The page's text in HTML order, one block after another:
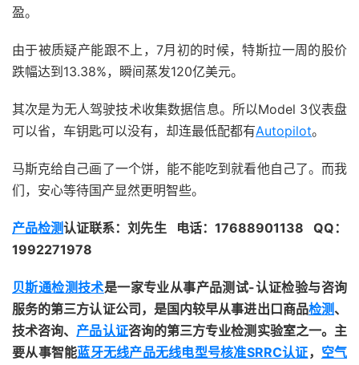
盈。
由于被质疑产能跟不上，7月初的时候，特斯拉一周的股价
跌幅达到13.38%，瞬间蒸发120亿美元。
其次是为无人驾驶技术收集数据信息。所以Model 3仪表盘
可以省，车钥匙可以没有，却连最低配都有Autopilot。
马斯克给自己画了一个饼，能不能吃到就看他自己了。而我
们，安心等待国产显然更明智些。
产品检测认证联系：刘先生 电话：17688901138 QQ：
1992271978
贝斯通检测技术是一家专业从事产品测试­-认证检验与咨询
服务的第三方认证公司，是国内较早从事进出口商品检测、
技术咨询、 产品认证咨询的第三方专业检测实验室之一。主
要从事智能蓝牙无线产品无线电型号核准SRRC认证， 空气